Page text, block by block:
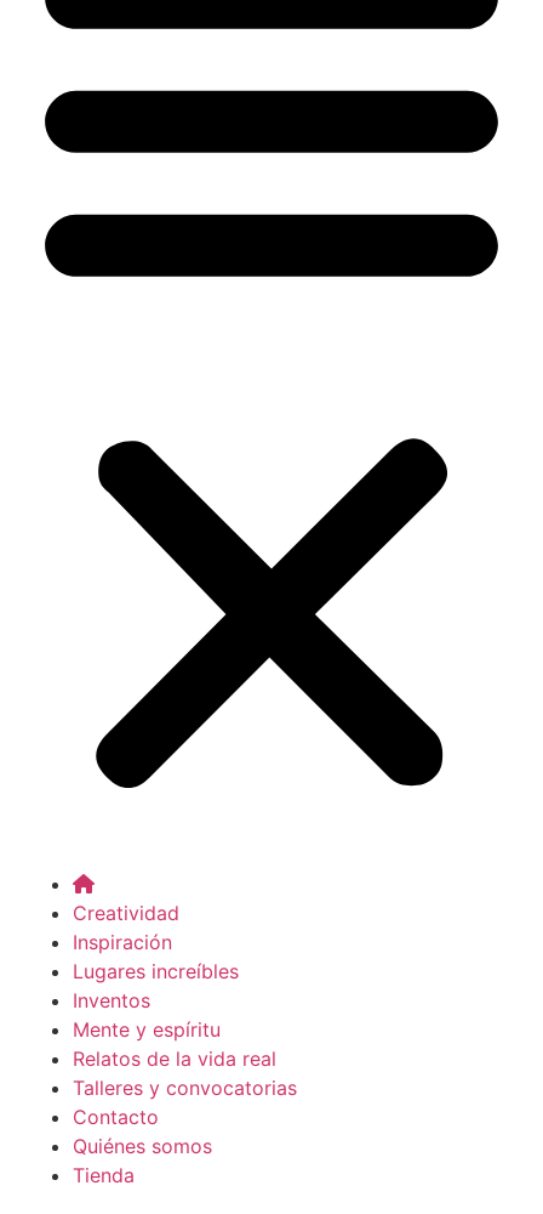
Creatividad
Inspiración
Lugares increíbles
Inventos
Mente y espíritu
Relatos de la vida real
Talleres y convocatorias
Contacto
Quiénes somos
Tienda